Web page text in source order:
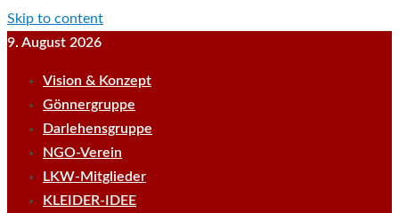
Skip to content
9. August 2026
Vision & Konzept
Gönnergruppe
Darlehensgruppe
NGO-Verein
LKW-Mitglieder
KLEIDER-IDEE